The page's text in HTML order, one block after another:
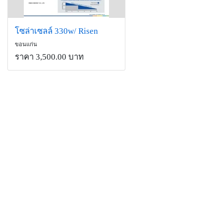
โซล่าเซลล์ 330w/ Risen
ขอนแก่น
ราคา 3,500.00 บาท